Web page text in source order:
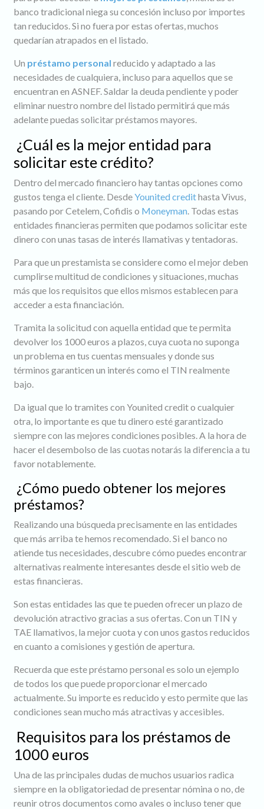
banco tradicional niega su concesión incluso por importes
tan reducidos. Si no fuera por estas ofertas, muchos
quedarían atrapados en el listado.
Un préstamo personal reducido y adaptado a las
necesidades de cualquiera, incluso para aquellos que se
encuentran en ASNEF. Saldar la deuda pendiente y poder
eliminar nuestro nombre del listado permitirá que más
adelante puedas solicitar préstamos mayores.
¿Cuál es la mejor entidad para
solicitar este crédito?
Dentro del mercado financiero hay tantas opciones como
gustos tenga el cliente. DesdeYounited credithasta Vivus,
pasando por Cetelem, Cofidis o Moneyman. Todas estas
entidades financieras permiten que podamos solicitar este
dinero con unas tasas de interés llamativas y tentadoras.
Para que un prestamista se considere como el mejor deben
cumplirse multitud de condiciones y situaciones, muchas
más que los requisitos que ellos mismos establecen para
acceder a esta financiación.
Tramita la solicitud con aquella entidad que te permita
devolver los 1000 euros a plazos, cuya cuota no suponga
un problema en tus cuentas mensuales y donde sus
términos garanticen un interés como el TIN realmente
bajo.
Da igual que lo tramites con Younited credit o cualquier
otra, lo importante es que tu dinero esté garantizado
siempre con las mejores condiciones posibles. A la hora de
hacer el desembolso de las cuotas notarás la diferencia a tu
favor notablemente.
¿Cómo puedo obtener los mejores
préstamos?
Realizando una búsqueda precisamente en las entidades
que más arriba te hemos recomendado. Si el banco no
atiende tus necesidades, descubre cómo puedes encontrar
alternativas realmente interesantes desde el sitio web de
estas financieras.
Son estas entidades las que te pueden ofrecer un plazo de
devolución atractivo gracias a sus ofertas. Con un TIN y
TAE llamativos, la mejor cuota y con unos gastos reducidos
en cuanto a comisiones y gestión de apertura.
Recuerda que este préstamo personal es solo un ejemplo
de todos los que puede proporcionar el mercado
actualmente. Su importe es reducido y esto permite que las
condiciones sean mucho más atractivas y accesibles.
Requisitos para los préstamos de
1000 euros
Una de las principales dudas de muchos usuarios radica
siempre en la obligatoriedad de presentar nómina o no, de
reunir otros documentos como avales o incluso tener que